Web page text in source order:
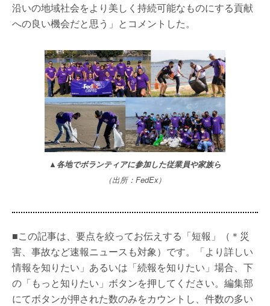
沿いの地域社会をより美しく持続可能なものにする貢献
への良い機会だと思う」とコメントした。
▲各地でボランティアに参加した従業員や家族ら
（出所：FedEx）
■この記事は、要点を絞ってお伝えする「短報」（＊災
害、事故など速報ニュースも対象）です。「より詳しい
情報を知りたい」あるいは「続報を知りたい」場合、下
の「もっと知りたい」ボタンを押してください。編集部
にてボタンが押された数のみをカウントし、件数の多い